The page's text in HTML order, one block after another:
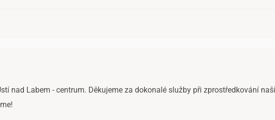
nad Labem - centrum. Děkujeme za dokonalé služby při zprostředkování